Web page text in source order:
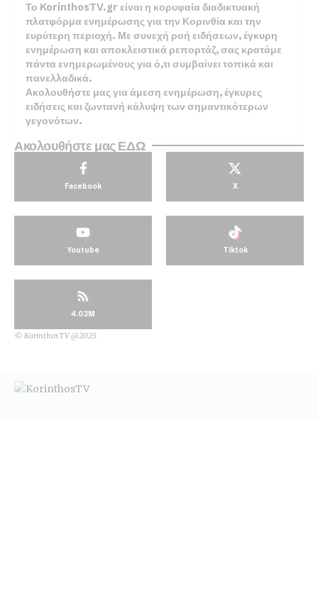
Το KorinthosTV.gr είναι η κορυφαία διαδικτυακή
πλατφόρμα ενημέρωσης για την Κορινθία και την
ευρύτερη περιοχή. Με συνεχή ροή ειδήσεων, έγκυρη
ενημέρωση και αποκλειστικά ρεπορτάζ, σας κρατάμε
πάντα ενημερωμένους για ό,τι συμβαίνει τοπικά και
πανελλαδικά.
Ακολουθήστε μας για άμεση ενημέρωση, έγκυρες
ειδήσεις και ζωντανή κάλυψη των σημαντικότερων
γεγονότων.
Ακολουθήστε μας ΕΔΩ
Facebook X
Youtube Tiktok
4.03M
© KorinthosTV @2025